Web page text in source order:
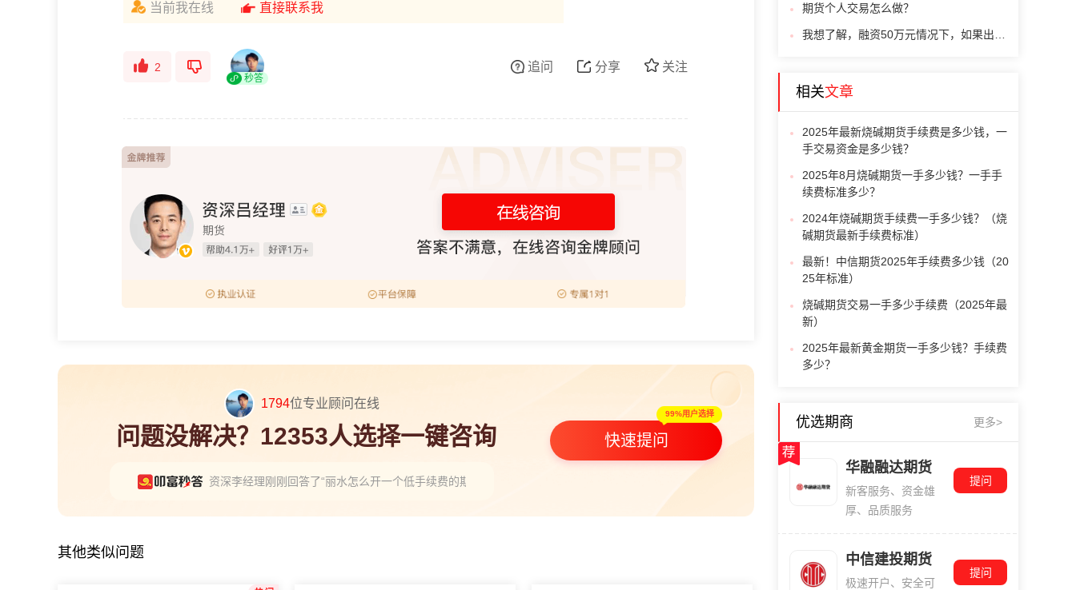
当前我在线 直接联系我
2
秒答
关注
分享
追问
1794位专业顾问在线
问题没解决？12353人选择一键咨询
资深李经理刚刚回答了“丽水怎么开一个低手续费的期货账户？”
99%用户选择
快速提问
其他类似问题
期货个人交易怎么做？
相关文章
2025年最新烧碱期货手续费是多少钱，一
手交易资金是多少钱？
2025年8月烧碱期货一手多少钱？一手手
续费标准多少？
2024年烧碱期货手续费一手多少钱？（烧
碱期货最新手续费标准）
最新！中信期货2025年手续费多少钱（20
25年标准）
烧碱期货交易一手多少手续费（2025年最
新）
2025年最新黄金期货一手多少钱？手续费
多少？
优选期商 更多>
华融融达期货
新客服务、资金雄
厚、品质服务
提问
中信建投期货
极速开户、安全可
提问